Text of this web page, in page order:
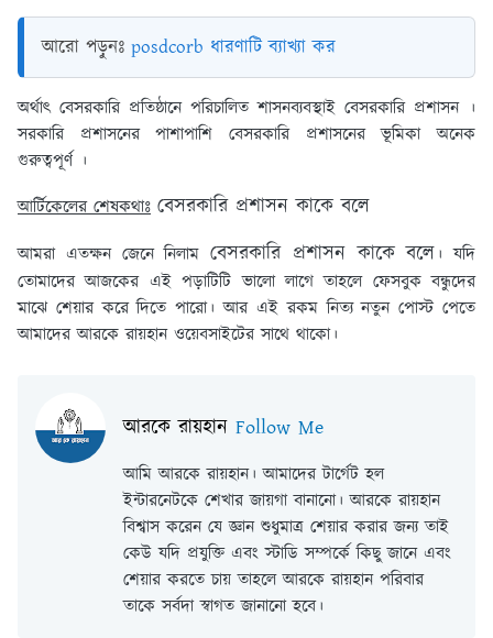
আরো পড়ুনঃ posdcorb ধারণাটি ব্যাখ্যা কর
অর্থাৎ বেসরকারি প্রতিষ্ঠানে পরিচালিত শাসনব্যবস্থাই বেসরকারি প্রশাসন ।
সরকারি প্রশাসনের পাশাপাশি বেসরকারি প্রশাসনের ভূমিকা অনেক
গুরুত্বপূর্ণ ।
আর্টিকেলের শেষকথাঃ বেসরকারি প্রশাসন কাকে বলে
আমরা এতক্ষন জেনে নিলাম বেসরকারি প্রশাসন কাকে বলে। যদি
তোমাদের আজকের এই পড়াটিটি ভালো লাগে তাহলে ফেসবুক বন্ধুদের
মাঝে শেয়ার করে দিতে পারো। আর এই রকম নিত্য নতুন পোস্ট পেতে
আমাদের আরকে রায়হান ওয়েবসাইটের সাথে থাকো।
আরকে রায়হান Follow Me
আমি আরকে রায়হান। আমাদের টার্গেট হল
ইন্টারনেটকে শেখার জায়গা বানানো। আরকে রায়হান
বিশ্বাস করেন যে জ্ঞান শুধুমাত্র শেয়ার করার জন্য তাই
কেউ যদি প্রযুক্তি এবং স্টাডি সম্পর্কে কিছু জানে এবং
শেয়ার করতে চায় তাহলে আরকে রায়হান পরিবার
তাকে সর্বদা স্বাগত জানানো হবে।